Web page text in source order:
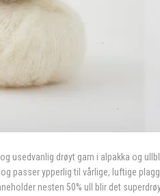
usedvanlig drøyt garn i alpakka og
passer ypperlig til vårlige, luftige
nesten 50% ull blir det